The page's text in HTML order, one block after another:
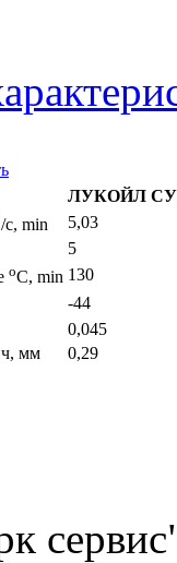
ЛУКОЙЛ
/с, min
5,03
5
oC, min 130
-44
0,045
ч, мм
0,29